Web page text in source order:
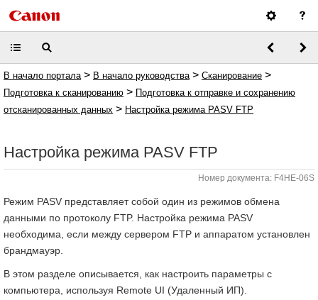
В начало портала > В начало руководства > Сканирование >
Подготовка к сканированию > Подготовка к отправке и сохранению
отсканированных данных > Настройка режима PASV FTP
Настройка режима PASV FTP
Номер документа: F4HE-06S
Режим PASV представляет собой один из режимов обмена
данными по протоколу FTP. Настройка режима PASV
необходима, если между сервером FTP и аппаратом установлен
брандмауэр.
В этом разделе описывается, как настроить параметры с
компьютера, используя Remote UI (Удаленный ИП).